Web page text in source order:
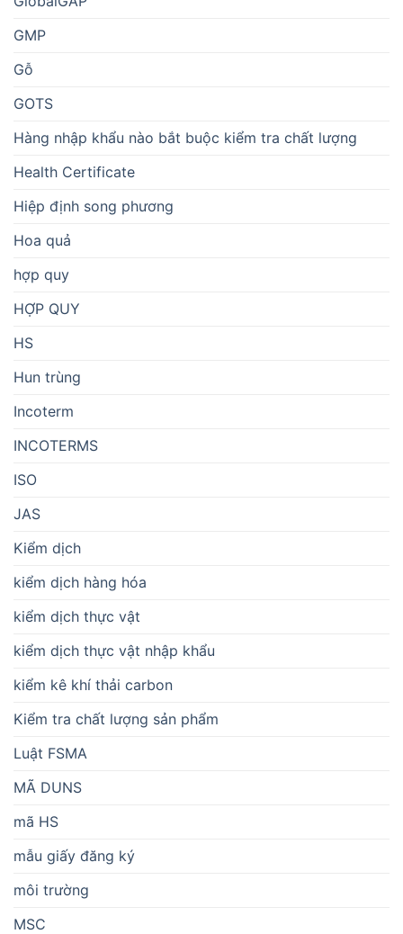
GMP
Gỗ
GOTS
Hàng nhập khẩu nào bắt buộc kiểm tra chất lượng
Health Certificate
Hiệp định song phương
Hoa quả
hợp quy
HỢP QUY
HS
Hun trùng
Incoterm
INCOTERMS
ISO
JAS
Kiểm dịch
kiểm dịch hàng hóa
kiểm dịch thực vật
kiểm dịch thực vật nhập khẩu
kiểm kê khí thải carbon
Kiểm tra chất lượng sản phẩm
Luật FSMA
MÃ DUNS
mã HS
mẫu giấy đăng ký
môi trường
MSC